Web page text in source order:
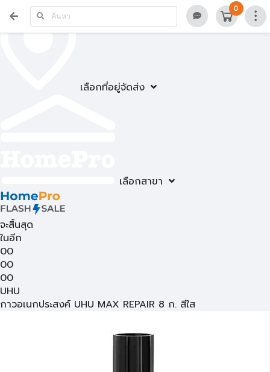
เลือกที่อยู่จัดส่ง
เลือกสาขา
0
จะสิ้นสุด
ในอีก
00
00
00
UHU
กาวอเนกประสงค์ UHU MAX REPAIR 8 ก. สีใส